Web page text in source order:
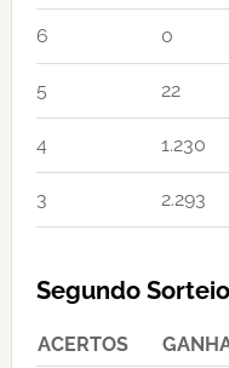
6 0
5 22
4 1.230
3 2.293
Segundo Sorteio
ACERTOS